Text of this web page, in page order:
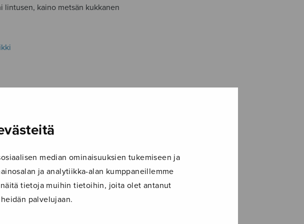
median ominaisuuksien tukemiseen ja
ja analytiikka-alan kumppaneillemme
tietoja muihin tietoihin, joita olet antanut
palvelujaan.
lintusen, kaino metsän kukkanen